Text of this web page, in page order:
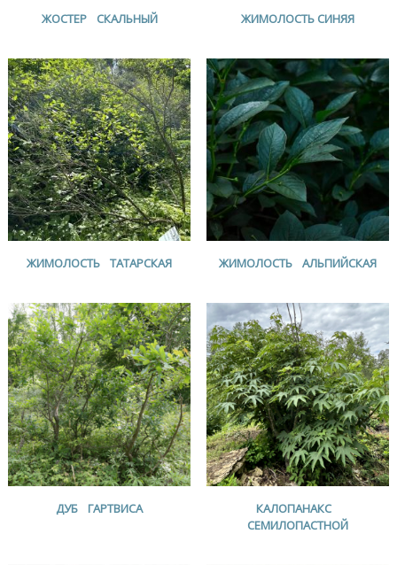
ЖОСТЕР СКАЛЬНЫЙ ЖИМОЛОСТЬ СИНЯЯ
ЖИМОЛОСТЬ ТАТАРСКАЯ ЖИМОЛОСТЬ АЛЬПИЙСКАЯ
ДУБ ГАРТВИСА
КАЛОПАНАКС
СЕМИЛОПАСТНОЙ